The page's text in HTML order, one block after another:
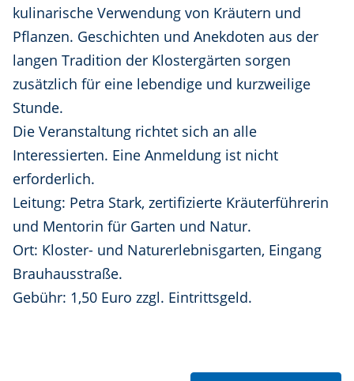
kulinarische Verwendung von Kräutern und
Pflanzen. Geschichten und Anekdoten aus der
langen Tradition der Klostergärten sorgen
zusätzlich für eine lebendige und kurzweilige
Stunde.
Die Veranstaltung richtet sich an alle
Interessierten. Eine Anmeldung ist nicht
erforderlich.
Leitung: Petra Stark, zertifizierte Kräuterführerin
und Mentorin für Garten und Natur.
Ort: Kloster- und Naturerlebnisgarten, Eingang
Brauhausstraße.
Gebühr: 1,50 Euro zzgl. Eintrittsgeld.